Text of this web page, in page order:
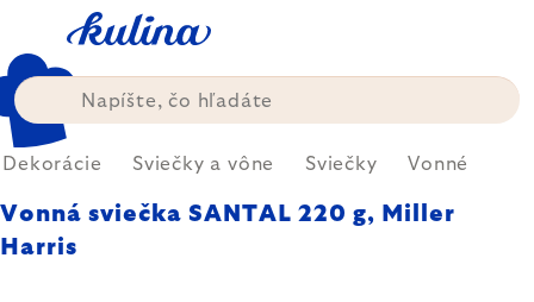
obsah
Dekorácie Sviečky a vône Sviečky Vonné
Vonná sviečka SANTAL 220 g, Miller
Harris